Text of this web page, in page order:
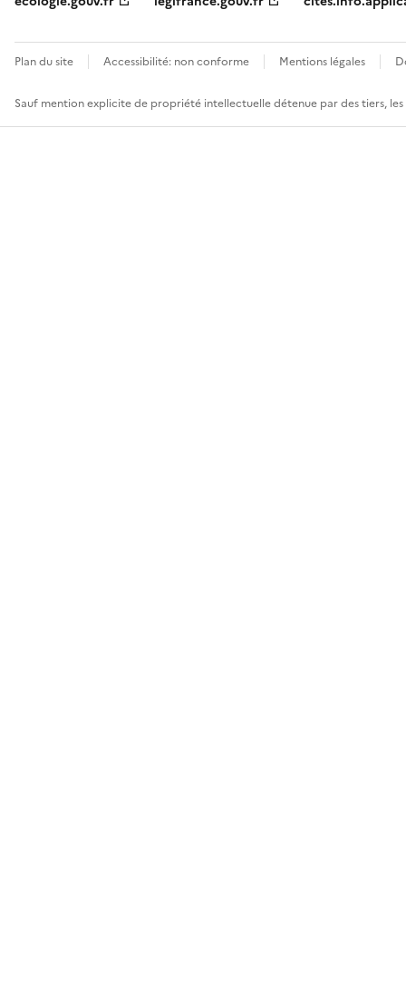
Plan du site Accessibilité: non conforme Mentions légales
Sauf mention explicite de propriété intellectuelle détenue par des tiers,